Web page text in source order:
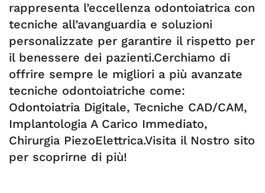
rappresenta l’eccellenza odontoiatrica con
tecniche all’avanguardia e soluzioni
personalizzate per garantire il rispetto per
il benessere dei pazienti.Cerchiamo di
offrire sempre le migliori a più avanzate
tecniche odontoiatriche come:
Odontoiatria Digitale, Tecniche CAD/CAM,
Implantologia A Carico Immediato,
Chirurgia PiezoElettrica.Visita il Nostro sito
per scoprirne di più!